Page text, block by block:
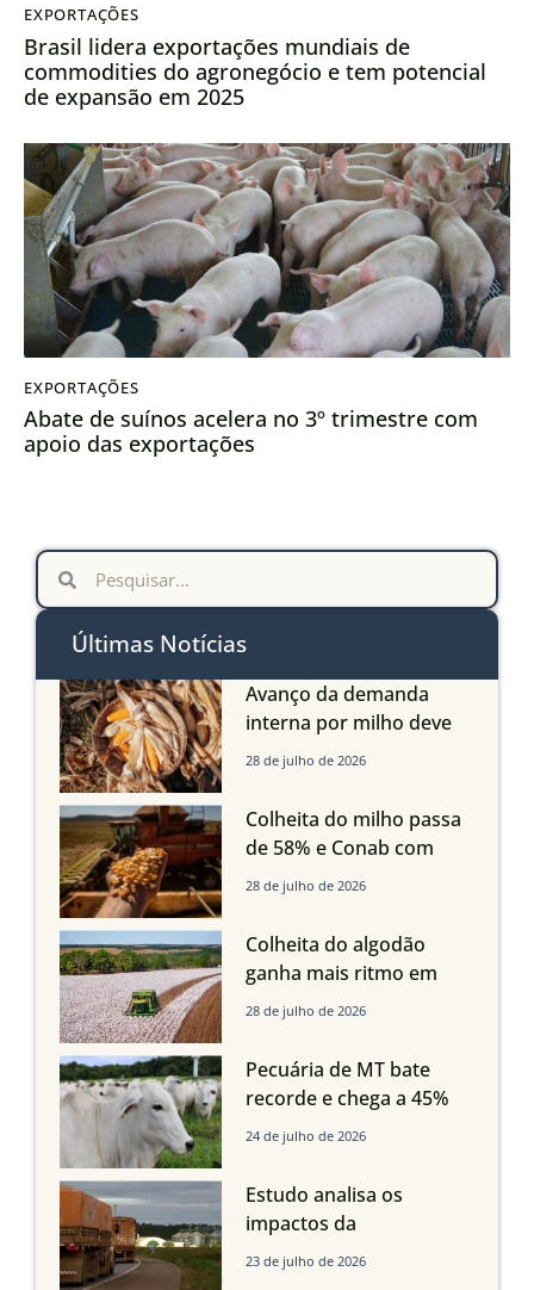
EXPORTAÇÕES
Brasil lidera exportações mundiais de
commodities do agronegócio e tem potencial
de expansão em 2025
EXPORTAÇÕES
Abate de suínos acelera no 3º trimestre com
apoio das exportações
Últimas Notícias
Avanço da demanda
interna por milho deve
compensar aumento da
em Mato Grosso, aponta
Imea
28 de julho de 2026
Colheita do milho passa
de 58% e Conab com
boas produtividades em
quedas em Tocantins,
Maranhão e Piauí
28 de julho de 2026
Colheita do algodão
ganha mais ritmo em
Mato Grosso, Mato
Maranhão
28 de julho de 2026
Pecuária de MT bate
recorde e chega a 45%
dos bovinos abatidos
24 de julho de 2026
Estudo analisa os
impactos da
infraestrutura logística
23 de julho de 2026